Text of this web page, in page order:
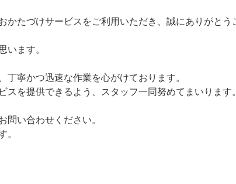
たづけサービスをご利用いただき、誠にありがとう
います。
寧かつ迅速な作業を心がけております。
を提供できるよう、スタッフ一同努めてまいります。
問い合わせください。
。